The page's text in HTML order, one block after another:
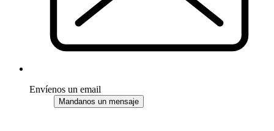
Envíenos un email
Mandanos un mensaje